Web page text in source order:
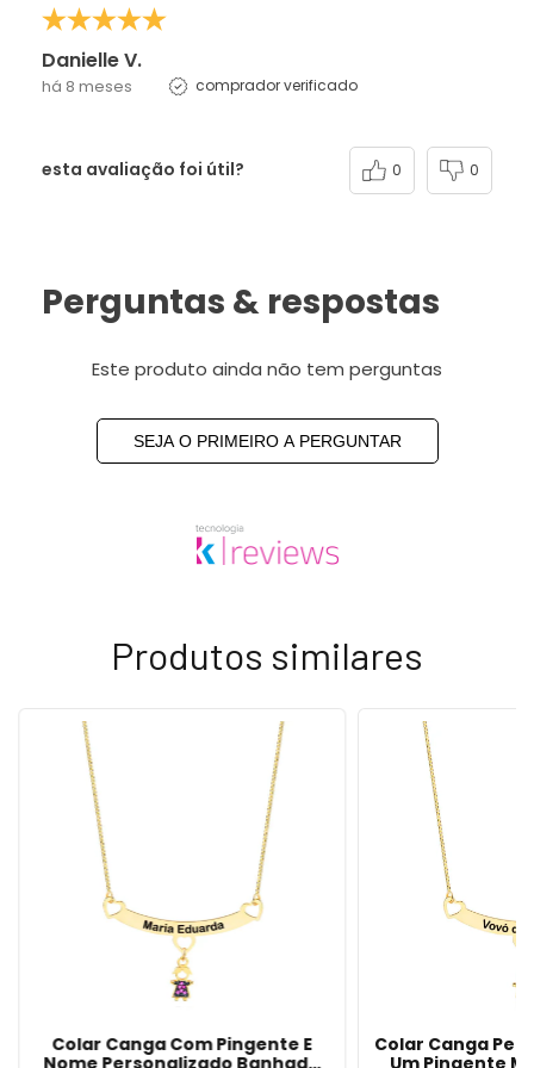
Danielle V.
há 8 meses comprador verificado
esta avaliação foi útil? 0 0
Perguntas & respostas
Este produto ainda não tem perguntas
SEJA O PRIMEIRO A PERGUNTAR
Produtos similares
Colar Canga Com Pingente E
Colar Canga